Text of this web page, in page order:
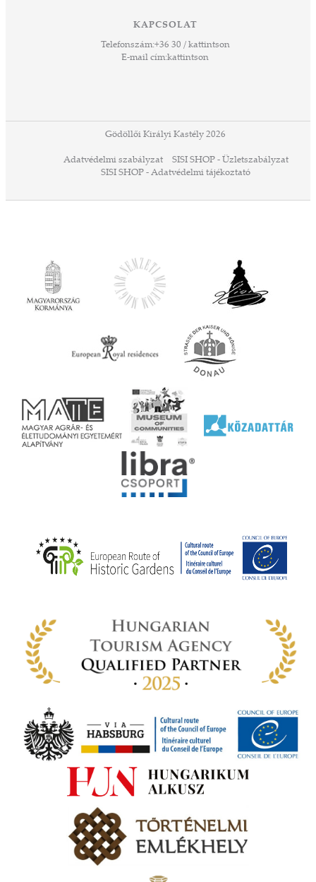
KAPCSOLAT
Telefonszám:+36 30 / kattintson
E-mail cím:kattintson
Gödöllői Királyi Kastély 2026
Adatvédelmi szabályzat
SISI SHOP - Üzletszabályzat
SISI SHOP - Adatvédelmi tájékoztató